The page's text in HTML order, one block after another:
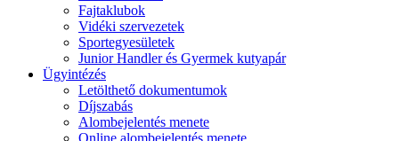
Fajtaklubok
Vidéki szervezetek
Sportegyesületek
Junior Handler és Gyermek kutyapár
Ügyintézés
Letölthető dokumentumok
Díjszabás
Alombejelentés menete
Online alombejelentés menete